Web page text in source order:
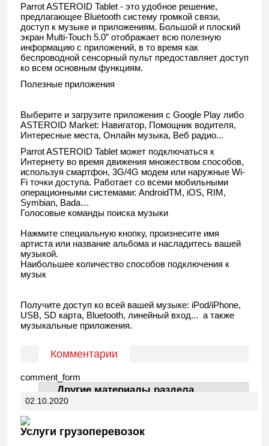
Parrot ASTEROID Tablet - это удобное решение,
предлагающее Bluetooth систему громкой связи,
доступ к музыке и приложениям. Большой и плоский
экран Multi-Touch 5.0” отображает всю полезную
информацию с приложений, в то время как
беспроводной сенсорный пульт предоставляет доступ
ко всем основным функциям.
Полезные приложения
Выберите и загрузите приложения с Google Play либо
ASTEROID Market: Навигатор, Помощник водителя,
Интересные места, Онлайн музыка, Веб радио...
Parrot ASTEROID Tablet может подключаться к
Интернету во время движения множеством способов,
используя смартфон, 3G/4G модем или наружные Wi-
Fi точки доступа. Работает со всеми мобильными
операционными системами: AndroidTM, iOS, RIM,
Symbian, Bada…
Голосовые команды поиска музыки
Нажмите специальную кнопку, произнесите имя
артиста или название альбома и насладитесь вашей
музыкой.
Наибольшее количество способов подключения к
музык
Получите доступ ко всей вашей музыке: iPod/iPhone,
USB, SD карта, Bluetooth, линейный вход... а также
музыкальные приложения.
Комментарии
comment_form
Другие материалы раздела
АвтоДела
02.10.2020
Услуги грузоперевозок